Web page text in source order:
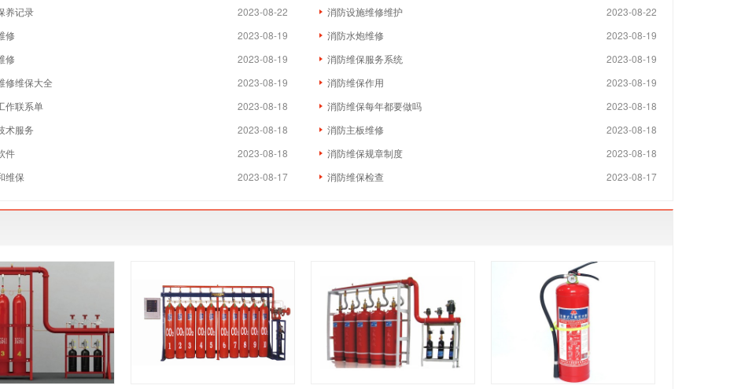
2023-08-22
养记录 2023-08-22
消防设施维修维护
2023-08-19
修 2023-08-19
消防水炮维修
2023-08-19
修 2023-08-19
消防维保服务系统
2023-08-19
修维保大全 2023-08-19
消防维保作用
2023-08-18
作联系单 2023-08-18
消防维保每年都要做吗
2023-08-18
术服务 2023-08-18
消防主板维修
2023-08-18
件 2023-08-18
消防维保规章制度
2023-08-17
维保 2023-08-17
消防维保检查